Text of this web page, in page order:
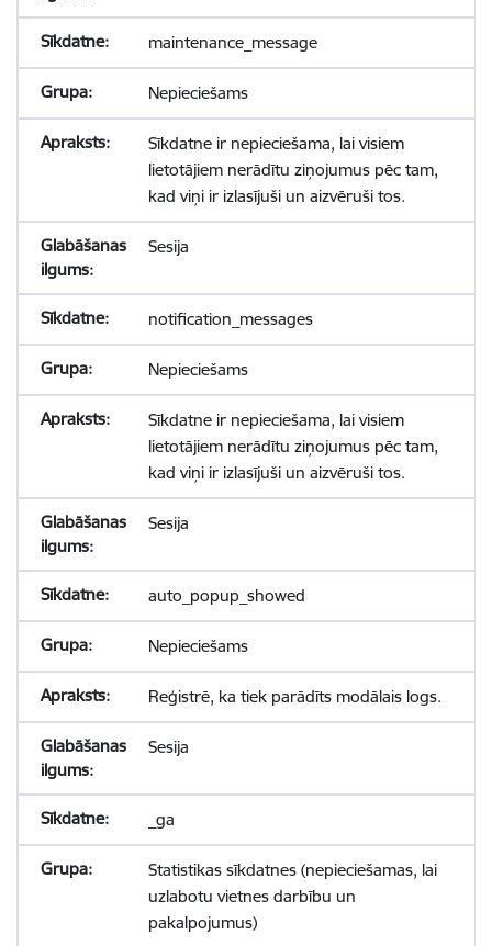
maintenance_message
Nepieciešams
Sīkdatne ir nepieciešama, lai visiem
lietotājiem nerādītu ziņojumus pēc tam,
kad viņi ir izlasījuši un aizvēruši tos.
Sesija
notification_messages
Nepieciešams
Sīkdatne ir nepieciešama, lai visiem
lietotājiem nerādītu ziņojumus pēc tam,
kad viņi ir izlasījuši un aizvēruši tos.
Sesija
auto_popup_showed
Nepieciešams
Reģistrē, ka tiek parādīts modālais logs.
Sesija
_ga
Statistikas sīkdatnes (nepieciešamas, lai
uzlabotu vietnes darbību un
pakalpojumus)